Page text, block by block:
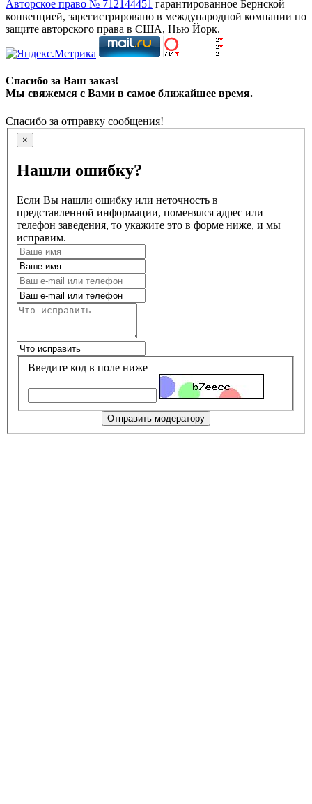
Авторское право № 712144451 гарантированное Бернской
конвенцией, зарегистрировано в международной компании по
защите авторского права в США, Нью Йорк.
Спасибо за Ваш заказ!
Мы свяжемся с Вами в самое ближайшее время.
Спасибо за отправку сообщения!
×
Нашли ошибку?
Если Вы нашли ошибку или неточность в
представленной информации, поменялся адрес или
телефон заведения, то укажите это в форме ниже, и мы
исправим.
Введите код в поле ниже
Отправить модератору